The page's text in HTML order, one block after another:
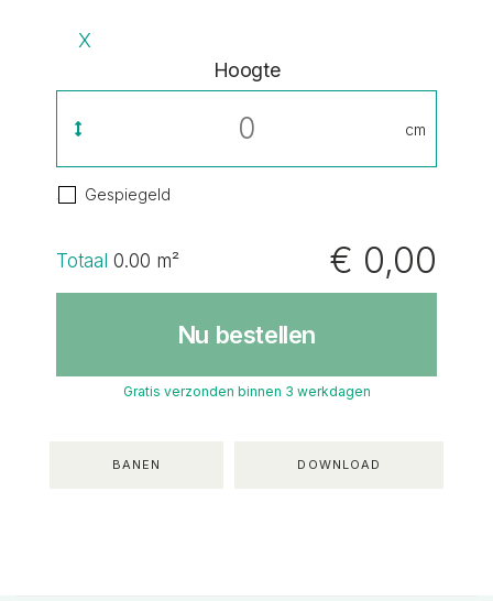
X
Hoogte
cm
Gespiegeld
Totaal 0.00 m² € 0,00
Nu bestellen
Gratis verzonden binnen 3 werkdagen
BANEN DOWNLOAD